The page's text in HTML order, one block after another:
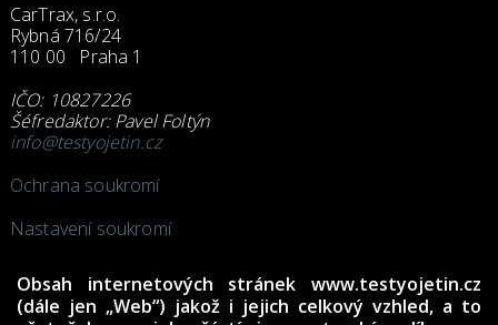
CarTrax, s.r.o.
Rybná 716/24
110 00 Praha 1
IČO: 10827226
Šéfredaktor: Pavel Foltýn
info@testyojetin.cz
Ochrana soukromí
Nastavení soukromí
Obsah internetových stránek www.testyojetin.cz
(dále jen „Web“) jakož i jejich celkový vzhled, a to